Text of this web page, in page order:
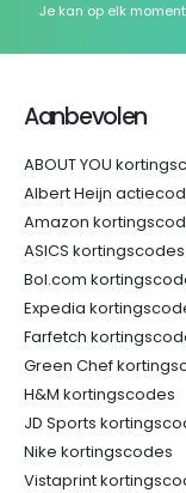
Je kan op elk
Aanbevolen
ABOUT YOU
Albert Heijn
Amazon
ASICS kortingscodes
Bol.com
Expedia
Farfetch
Green Chef
H&M kortingscodes
JD Sports
Nike kortingscodes
Vistaprint